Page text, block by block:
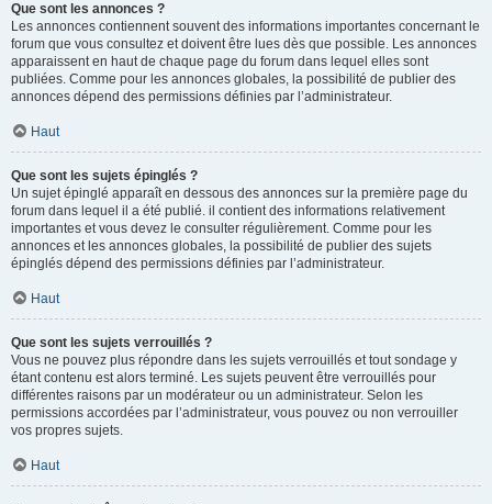
Que sont les annonces ?
Les annonces contiennent souvent des informations importantes concernant le
forum que vous consultez et doivent être lues dès que possible. Les annonces
apparaissent en haut de chaque page du forum dans lequel elles sont
publiées. Comme pour les annonces globales, la possibilité de publier des
annonces dépend des permissions définies par l’administrateur.
Haut
Que sont les sujets épinglés ?
Un sujet épinglé apparaît en dessous des annonces sur la première page du
forum dans lequel il a été publié. il contient des informations relativement
importantes et vous devez le consulter régulièrement. Comme pour les
annonces et les annonces globales, la possibilité de publier des sujets
épinglés dépend des permissions définies par l’administrateur.
Haut
Que sont les sujets verrouillés ?
Vous ne pouvez plus répondre dans les sujets verrouillés et tout sondage y
étant contenu est alors terminé. Les sujets peuvent être verrouillés pour
différentes raisons par un modérateur ou un administrateur. Selon les
permissions accordées par l’administrateur, vous pouvez ou non verrouiller
vos propres sujets.
Haut